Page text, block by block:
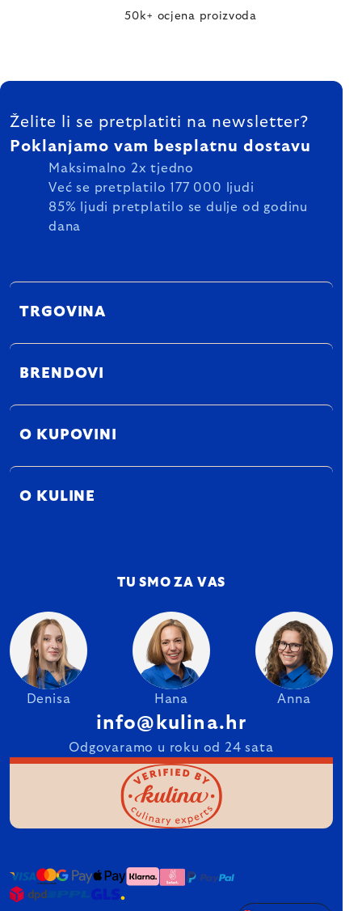
50k+ ocjena proizvoda
FOOTER
Želite li se pretplatiti na newsletter?
Poklanjamo vam besplatnu dostavu
Maksimalno 2x tjedno
Već se pretplatilo 177 000 ljudi
85% ljudi pretplatilo se dulje od godinu
dana
TRGOVINA
BRENDOVI
O KUPOVINI
O KULINE
TU SMO ZA VAS
Denisa Hana Anna
info@kulina.hr
Odgovaramo u roku od 24 sata